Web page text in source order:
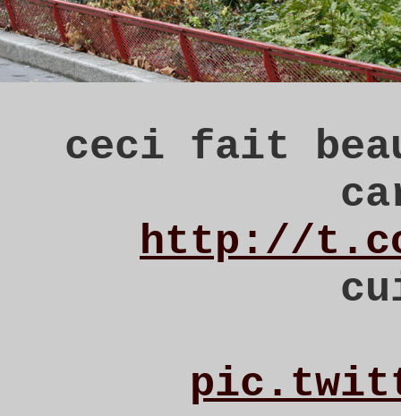
ceci fait
http://